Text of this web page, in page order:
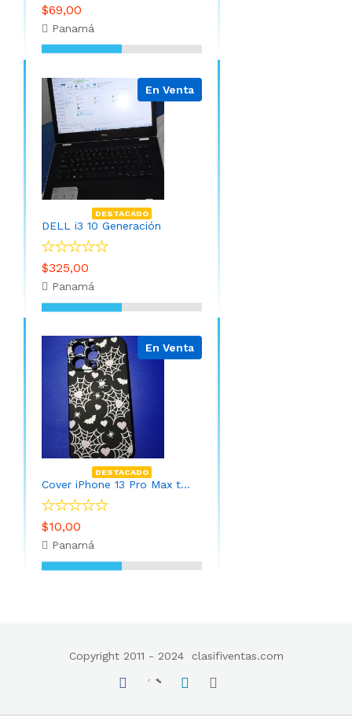
$69,00
Panamá
En Venta
DESTACADO
DELL i3 10 Generación
$325,00
Panamá
En Venta
DESTACADO
Cover iPhone 13 Pro Max telaraña
$10,00
Panamá
Copyright 2011 - 2024 clasifiventas.com